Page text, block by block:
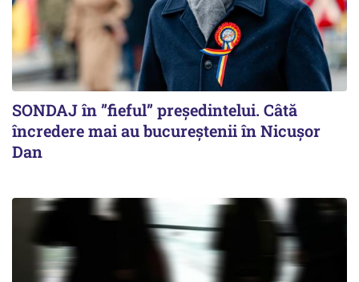
SONDAJ în ”fieful” președintelui. Câtă
încredere mai au bucureștenii în Nicușor
Dan